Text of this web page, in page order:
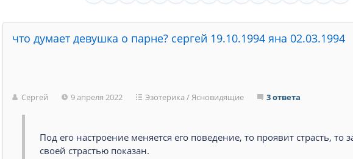
что думает девушка о парне? сергей 19.10.1994 яна 02.03.1994
Сергей 9 апреля 2022 Эзотерика /Ясновидящие 3 ответа
Под его настроение меняется его поведение, то проявит страсть,
своей страстью показан.